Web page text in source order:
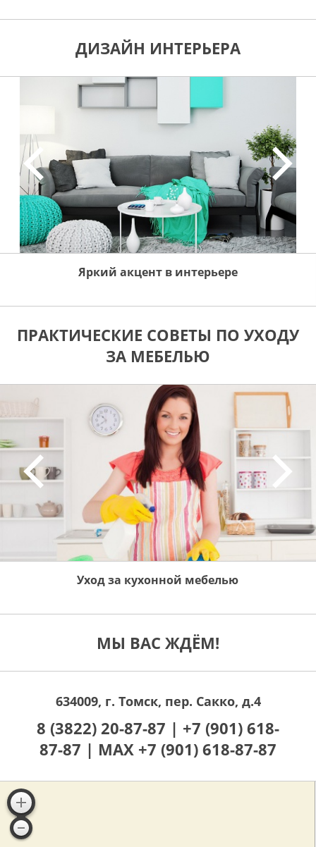
ДИЗАЙН ИНТЕРЬЕРА
Яркий акцент в интерьере
ПРАКТИЧЕСКИЕ СОВЕТЫ ПО УХОДУ
ЗА МЕБЕЛЬЮ
Уход за кухонной мебелью
МЫ ВАС ЖДЁМ!
634009, г. Томск, пер. Сакко, д.4
8 (3822) 20-87-87 | +7 (901) 618-
87-87 | MAX +7 (901) 618-87-87